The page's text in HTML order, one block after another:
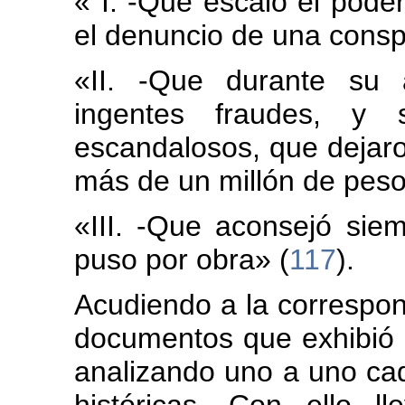
el denuncio de una
«II. -Que durante su
ingentes fraudes, y
escandalosos, que
más de un millón de
«III. -Que aconsejó
puso por obra» (117).
Acudiendo a la
documentos que
analizando uno a uno